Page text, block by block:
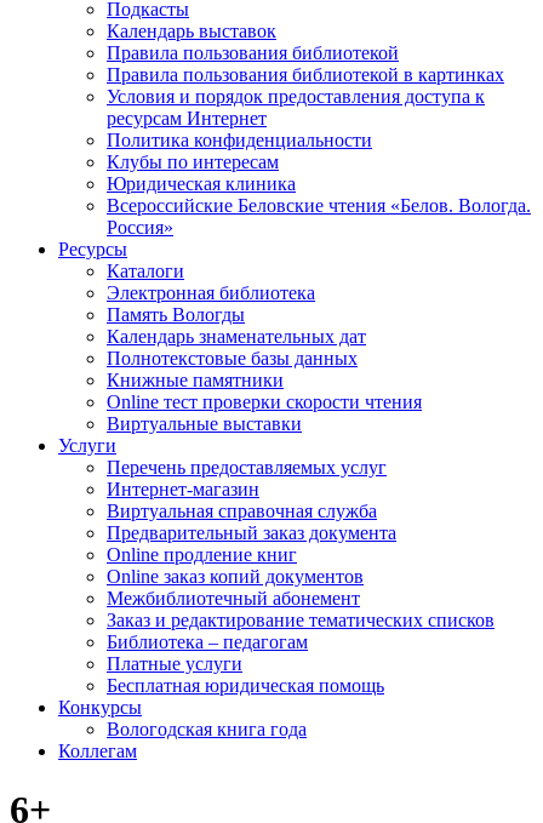
Подкасты
Календарь выставок
Правила пользования библиотекой
Правила пользования библиотекой в картинках
Условия и порядок предоставления доступа к
ресурсам Интернет
Политика конфиденциальности
Клубы по интересам
Юридическая клиника
Всероссийские Беловские чтения «Белов. Вологда.
Россия»
Ресурсы
Каталоги
Электронная библиотека
Память Вологды
Календарь знаменательных дат
Полнотекстовые базы данных
Книжные памятники
Online тест проверки скорости чтения
Виртуальные выставки
Услуги
Перечень предоставляемых услуг
Интернет-магазин
Виртуальная справочная служба
Предварительный заказ документа
Online продление книг
Online заказ копий документов
Межбиблиотечный абонемент
Заказ и редактирование тематических списков
Библиотека – педагогам
Платные услуги
Бесплатная юридическая помощь
Конкурсы
Вологодская книга года
Коллегам
6+